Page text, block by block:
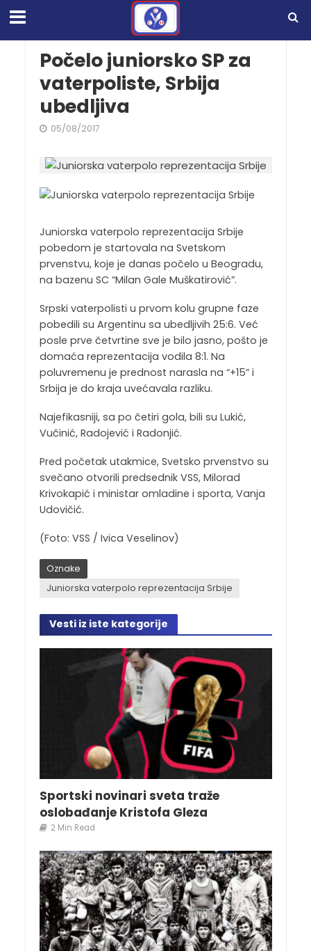
Počelo juniorsko SP za
vaterpoliste, Srbija
ubedljiva
05/08/2017
Juniorska vaterpolo reprezentacija Srbije
pobedom je startovala na Svetskom
prvenstvu, koje je danas počelo u Beogradu,
na bazenu SC “Milan Gale Muškatirović”.
Srpski vaterpolisti u prvom kolu grupne faze
pobedili su Argentinu sa ubedljivih 25:6. Već
posle prve četvrtine sve je bilo jasno, pošto je
domaća reprezentacija vodila 8:1. Na
poluvremenu je prednost narasla na “+15” i
Srbija je do kraja uvećavala razliku.
Najefikasniji, sa po četiri gola, bili su Lukić,
Vučinić, Radojević i Radonjić.
Pred početak utakmice, Svetsko prvenstvo su
svečano otvorili predsednik VSS, Milorad
Krivokapić i ministar omladine i sporta, Vanja
Udovičić.
(Foto: VSS / Ivica Veselinov)
Oznake
Juniorska vaterpolo reprezentacija Srbije
Vesti iz iste kategorije
Sportski novinari sveta traže
oslobađanje Kristofa Gleza
2 Min Read